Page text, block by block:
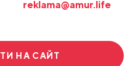
reklama@amur.life
НА САЙТ